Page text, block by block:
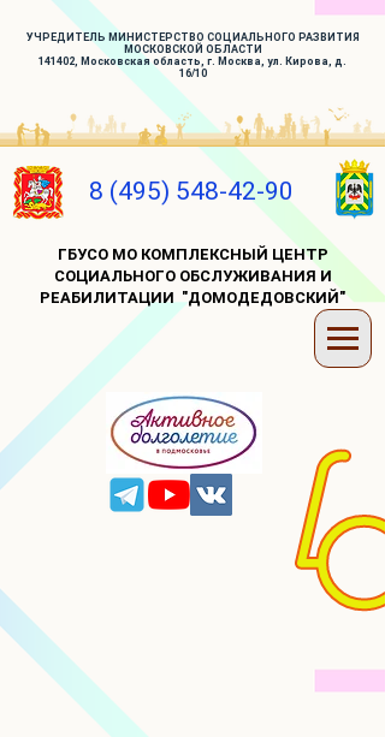
УЧРЕДИТЕЛЬ МИНИСТЕРСТВО СОЦИАЛЬНОГО РАЗВИТИЯ
МОСКОВСКОЙ ОБЛАСТИ
141402, Московская область, г. Москва, ул. Кирова, д.
16/10
8 (495) 548-42-90
ГБУСО МО КОМПЛЕКСНЫЙ ЦЕНТР
СОЦИАЛЬНОГО ОБСЛУЖИВАНИЯ И
РЕАБИЛИТАЦИИ "ДОМОДЕДОВСКИЙ"